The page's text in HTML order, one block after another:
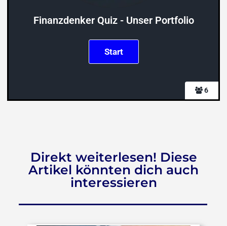
6
Finanzdenker Quiz - Unser Portfolio
Direkt weiterlesen! Diese
Artikel könnten dich auch
interessieren